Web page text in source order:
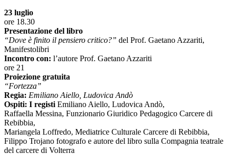
23 luglio
ore 18.30
Presentazione del libro
“Dove è finito il pensiero critico?” del Prof. Gaetano Azzariti,
Manifestolibri
Incontro con: l’autore Prof. Gaetano Azzariti
ore 21
Proiezione gratuita
“Fortezza”
Regia: Emiliano Aiello, Ludovica Andò
Ospiti: I registi Emiliano Aiello, Ludovica Andò,
Raffaella Messina, Funzionario Giuridico Pedagogico Carcere di
Rebibbia,
Mariangela Loffredo, Mediatrice Culturale Carcere di Rebibbia,
Filippo Trojano fotografo e autore del libro sulla Compagnia teatrale
del carcere di Volterra